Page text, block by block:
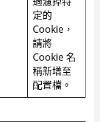
定的
Cookie，
請將
Cookie 名
稱新增至
配置檔。